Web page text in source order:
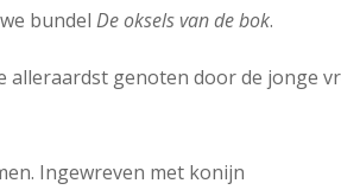
bundelDe oksels van de bok.
genoten door de jonge
Ingewreven met konijn